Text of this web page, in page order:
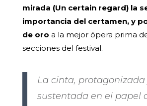
mirada (Un certain regard) la
importancia del certamen, y
de oro a la mejor ópera prima
secciones del festival.
La cinta, protagonizada
sustentada en el papel